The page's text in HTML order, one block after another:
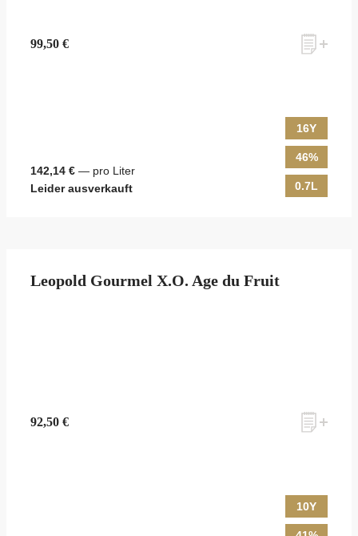
99,50 €
142,14 € — pro Liter
Leider ausverkauft
16Y
46%
0.7L
Leopold Gourmel X.O. Age du Fruit
92,50 €
10Y
Möchten Sie ein für Newsletter-Abonnenten exklusives Monats-
gehalten werden? Dann melden Sie sich hier für unseren Newsletter